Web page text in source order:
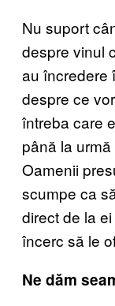
Nu suport
despre vinul
au încredere
despre ce
întreba care
până la
Oamenii
scumpe ca
direct de la
încerc să le
Ne dăm